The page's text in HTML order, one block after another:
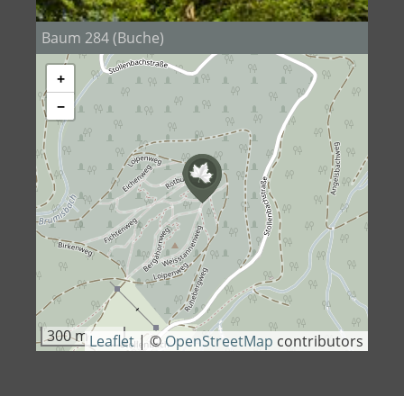
Baum 284 (Buche)
+
−
300 mLeaflet |©OpenStreetMap contributors